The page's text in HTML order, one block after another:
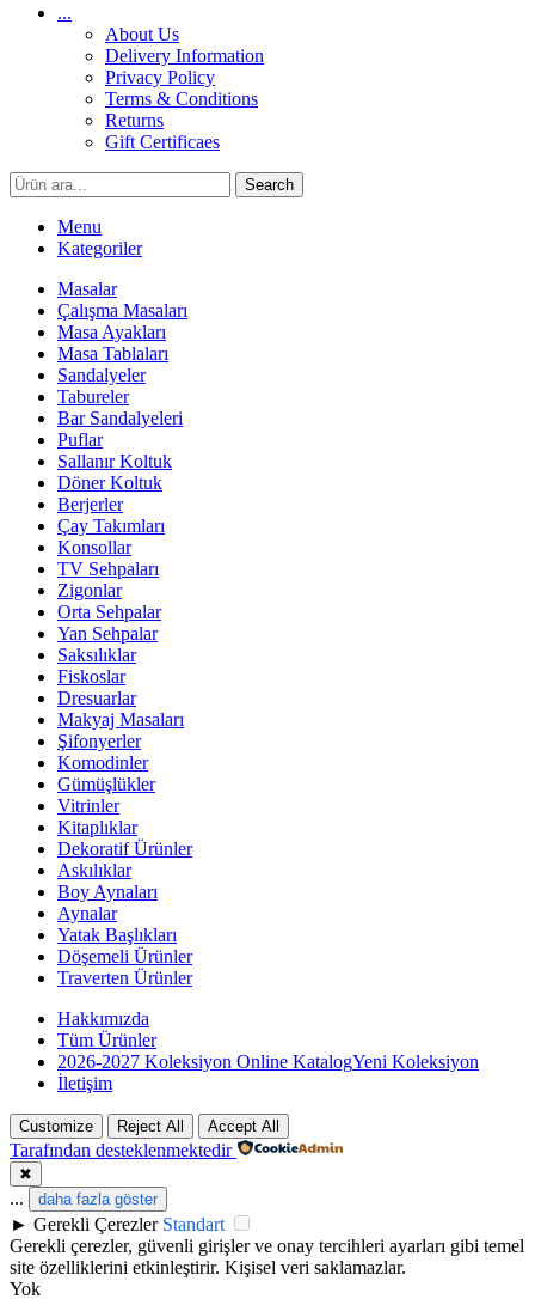
...
About Us
Delivery Information
Privacy Policy
Terms & Conditions
Returns
Gift Certificaes
Search
Menu
Kategoriler
Masalar
Çalışma Masaları
Masa Ayakları
Masa Tablaları
Sandalyeler
Tabureler
Bar Sandalyeleri
Puflar
Sallanır Koltuk
Döner Koltuk
Berjerler
Çay Takımları
Konsollar
TV Sehpaları
Zigonlar
Orta Sehpalar
Yan Sehpalar
Saksılıklar
Fiskoslar
Dresuarlar
Makyaj Masaları
Şifonyerler
Komodinler
Gümüşlükler
Vitrinler
Kitaplıklar
Dekoratif Ürünler
Askılıklar
Boy Aynaları
Aynalar
Yatak Başlıkları
Döşemeli Ürünler
Traverten Ürünler
Hakkımızda
Tüm Ürünler
2026-2027 Koleksiyon Online KatalogYeni Koleksiyon
İletişim
Customize Reject All Accept All
Tarafından desteklenmektedir
✖
... daha fazla göster
► Gerekli Çerezler Standart
Gerekli çerezler, güvenli girişler ve onay tercihleri ayarları gibi temel
site özelliklerini etkinleştirir. Kişisel veri saklamazlar.
Yok